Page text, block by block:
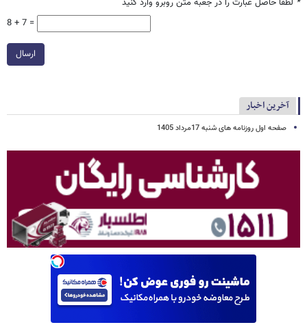
8 + 7 =
ارسال
آخرین اخبار
صفحه اول روزنامه های شنبه 17مرداد 1405